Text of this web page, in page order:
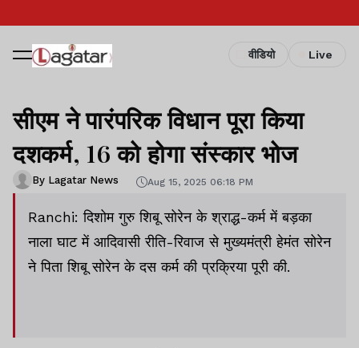
वीडियो Live
सीएम ने पारंपरिक विधान पूरा किया
दशकर्म, 16 को होगा संस्कार भोज
By Lagatar News Aug 15, 2025 06:18 PM
Ranchi: दिशोम गुरु शिबू सोरेन के श्राद्ध-कर्म में बड़का
नाला घाट में आदिवासी रीति-रिवाज से मुख्यमंत्री हेमंत सोरेन
ने पिता शिबू सोरेन के दस कर्म की प्रक्रिया पूरी की.